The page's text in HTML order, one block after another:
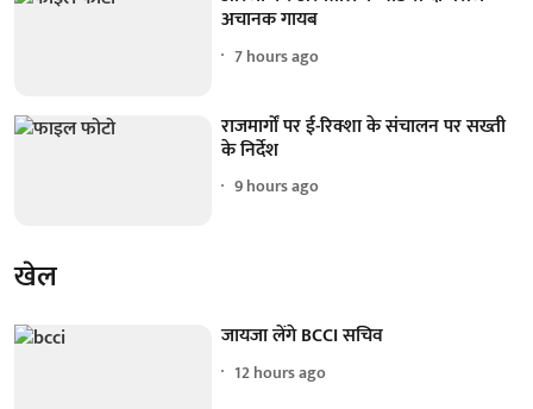
अचानक गायब
7 hours ago
राजमार्गों पर ई-रिक्शा के संचालन पर सख्ती
के निर्देश
9 hours ago
खेल
जायजा लेंगे BCCI सचिव
12 hours ago